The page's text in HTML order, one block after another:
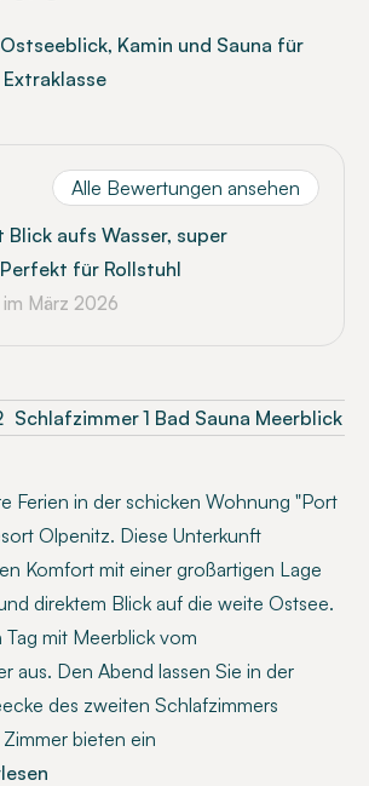
Kamin und Sauna für
Alle Bewertungen ansehen
Blick aufs Wasser, super
für Rollstuhl
im März 2026
Schlafzimmer1 Bad Sauna Meerblick
Ferien in der schicken Wohnung "Port
Olpenitz. Diese Unterkunft
Komfort mit einer großartigen Lage
direktem Blick auf die weite Ostsee.
mit Meerblick vom
aus. Den Abend lassen Sie in der
des zweiten Schlafzimmers
bieten ein